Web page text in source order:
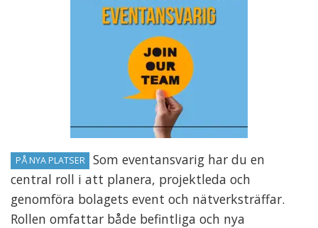
PÅ NYA PLATSER
Som eventansvarig har du en
central roll i att planera, projektleda och
genomföra bolagets event och nätverksträffar.
Rollen omfattar både befintliga och nya